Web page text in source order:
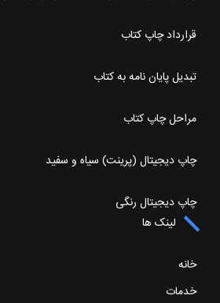
قرارداد چاپ کتاب
تبدیل پایان نامه به کتاب
مراحل چاپ کتاب
چاپ دیجیتال (پرینت) سیاه و سفید
چاپ دیجیتال رنگی
لینک ها
خانه
خدمات